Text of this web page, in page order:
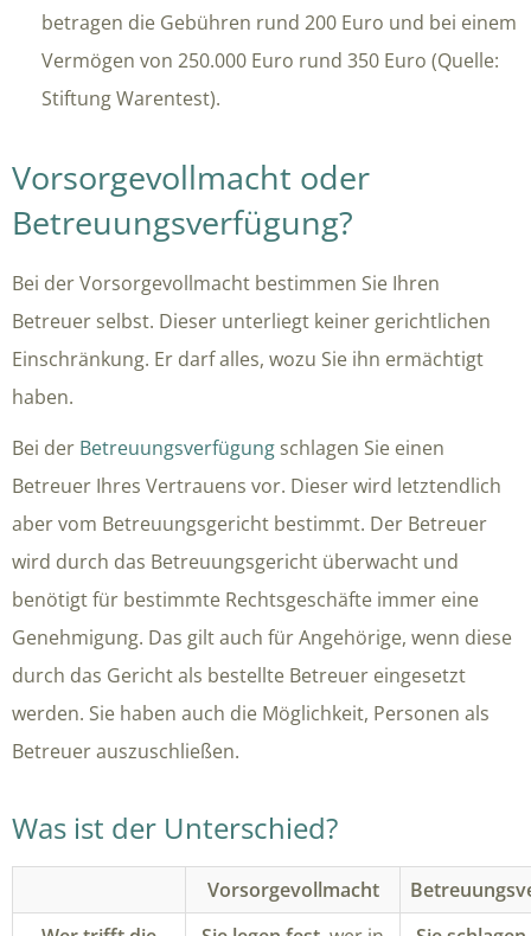
betragen die Gebühren rund 200 Euro und bei einem
Vermögen von 250.000 Euro rund 350 Euro (Quelle:
Stiftung Warentest).
Vorsorgevollmacht oder
Betreuungsverfügung?
Bei der Vorsorgevollmacht bestimmen Sie Ihren
Betreuer selbst. Dieser unterliegt keiner gerichtlichen
Einschränkung. Er darf alles, wozu Sie ihn ermächtigt
haben.
Bei der Betreuungsverfügung schlagen Sie einen
Betreuer Ihres Vertrauens vor. Dieser wird letztendlich
aber vom Betreuungsgericht bestimmt. Der Betreuer
wird durch das Betreuungsgericht überwacht und
benötigt für bestimmte Rechtsgeschäfte immer eine
Genehmigung. Das gilt auch für Angehörige, wenn diese
durch das Gericht als bestellte Betreuer eingesetzt
werden. Sie haben auch die Möglichkeit, Personen als
Betreuer auszuschließen.
Was ist der Unterschied?
Vorsorgevollmacht